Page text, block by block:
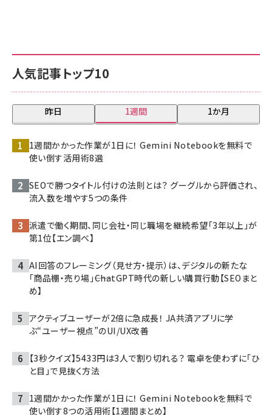
人気記事トップ10
昨日 1週間 1か月
1週間かかった作業が1日に！ Gemini Notebookを無料で
使い倒す活用術8選
SEOで勝つタイトル付けの法則とは？ グーグルから評価され、
流入数を増やす5つの条件
派遣で働く期間、同じ会社・同じ職場を継続希望「3年以上」が
第1位【エン調べ】
AI回答のフレーミング（見せ方・提示）は、デジタルの新たな
「商品棚・売り場」――ChatGPT時代の新しい購買行動【SEOまと
め】
アクティブユーザーが2倍に急成長！ JA共済アプリに学
ぶ“ユーザー視点”のUI/UX改善
【3秒クイズ】5433円は3人で割り切れる？ 電卓を使わずに「ひ
と目」で見抜く方法
1週間かかった作業が1日に！ Gemini Notebookを無料で
使い倒す8つの活用術【1週間まとめ】